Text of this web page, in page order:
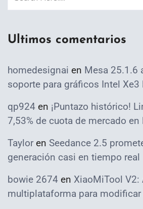
Ultimos comentarios
homedesignai en Mesa 25.1.6
soporte para gráficos Intel Xe3
qp924 en ¡Puntazo histórico!
7,53% de cuota de mercado en
Taylor en Seedance 2.5
generación casi en tiempo real
bowie 2674 en XiaoMiTool V2:
multiplataforma para